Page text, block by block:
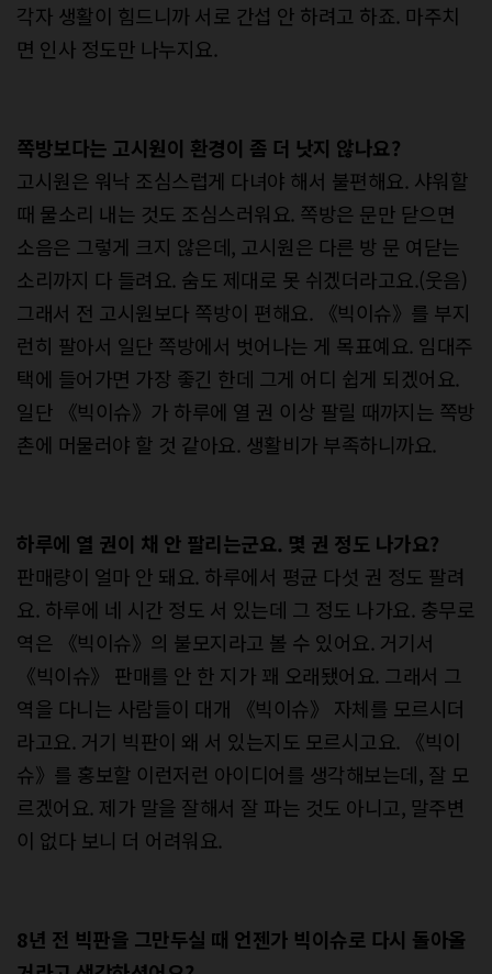
각자 생활이 힘드니까 서로 간섭 안 하려고 하죠. 마주치
면 인사 정도만 나누지요.
쪽방보다는 고시원이 환경이 좀 더 낫지 않나요?
고시원은 워낙 조심스럽게 다녀야 해서 불편해요. 샤워할
때 물소리 내는 것도 조심스러워요. 쪽방은 문만 닫으면
소음은 그렇게 크지 않은데, 고시원은 다른 방 문 여닫는
소리까지 다 들려요. 숨도 제대로 못 쉬겠더라고요.(웃음)
그래서 전 고시원보다 쪽방이 편해요. 《빅이슈》를 부지
런히 팔아서 일단 쪽방에서 벗어나는 게 목표예요. 임대주
택에 들어가면 가장 좋긴 한데 그게 어디 쉽게 되겠어요.
일단 《빅이슈》가 하루에 열 권 이상 팔릴 때까지는 쪽방
촌에 머물러야 할 것 같아요. 생활비가 부족하니까요.
하루에 열 권이 채 안 팔리는군요. 몇 권 정도 나가요?
판매량이 얼마 안 돼요. 하루에서 평균 다섯 권 정도 팔려
요. 하루에 네 시간 정도 서 있는데 그 정도 나가요. 충무로
역은 《빅이슈》의 불모지라고 볼 수 있어요. 거기서
《빅이슈》 판매를 안 한 지가 꽤 오래됐어요. 그래서 그
역을 다니는 사람들이 대개 《빅이슈》 자체를 모르시더
라고요. 거기 빅판이 왜 서 있는지도 모르시고요. 《빅이
슈》를 홍보할 이런저런 아이디어를 생각해보는데, 잘 모
르겠어요. 제가 말을 잘해서 잘 파는 것도 아니고, 말주변
이 없다 보니 더 어려워요.
8년 전 빅판을 그만두실 때 언젠가 빅이슈로 다시 돌아올